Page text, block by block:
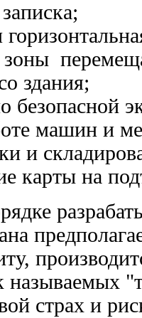
зоны
здания;
безопасной
машин и
и
карты на
называемых
страх и